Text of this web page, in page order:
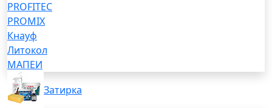
PROFITEC
PROMIX
Кнауф
Литокол
МАПЕИ
Затирка